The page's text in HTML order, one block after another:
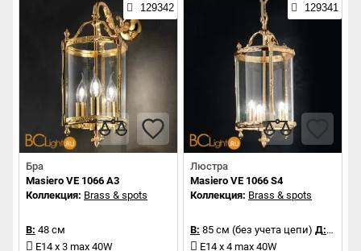
129342
Бра
Masiero VE 1066 A3
Коллекция: Brass & spots
В: 48 см
E14 x 3 max 40W
129341
Люстра
Masiero VE 1066 S4
Коллекция: Brass & spots
В: 85 см (без учета цепи) Д:44 см
E14 x 4 max 40W